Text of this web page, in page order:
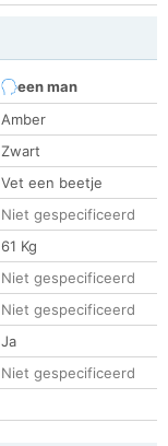
een man
Amber
Zwart
Vet een beetje
Niet gespecificeerd
61 Kg
Niet gespecificeerd
Niet gespecificeerd
Ja
Niet gespecificeerd